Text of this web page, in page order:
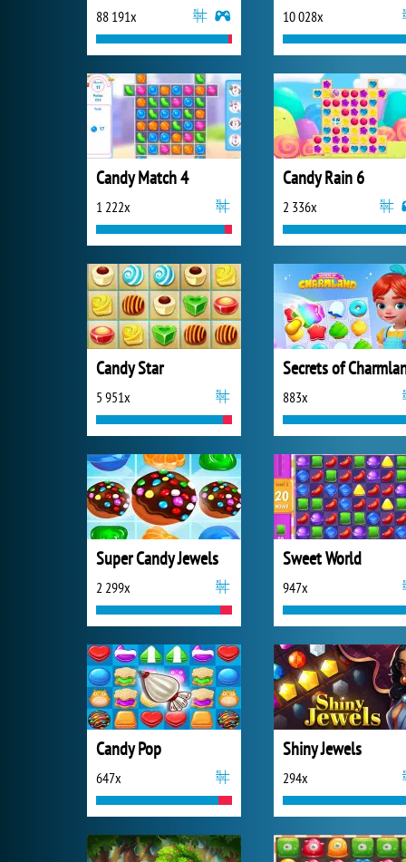
88 191x 10 028x
Candy Match 4
1 222x
Candy Rain 6
2 336x
Candy Star
5 951x
Secrets of
883x
Super Candy Jewels
2 299x
Sweet World
947x
Candy Pop
647x
Shiny Jewels
294x